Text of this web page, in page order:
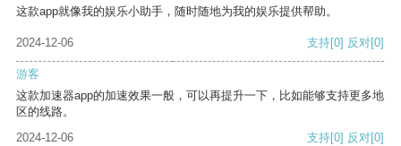
这款app就像我的娱乐小助手，随时随地为我的娱乐提供帮助。
2024-12-06 支持[0] 反对[0]
游客
这款加速器app的加速效果一般，可以再提升一下，比如能够支持更多地
区的线路。
2024-12-06
支持[0] 反对[0]